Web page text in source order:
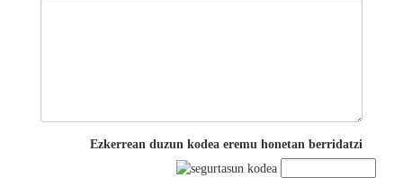
Ezkerrean duzun kodea eremu honetan berridatzi